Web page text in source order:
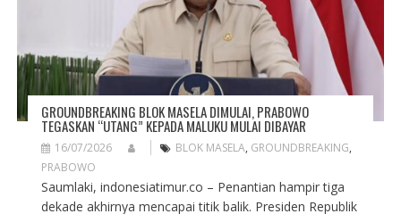
GROUNDBREAKING BLOK MASELA DIMULAI, PRABOWO
TEGASKAN “UTANG” KEPADA MALUKU MULAI DIBAYAR
16/07/2026 BLOK MASELA, GROUNDBREAKING,
PRABOWO
Saumlaki, indonesiatimur.co – Penantian hampir tiga
dekade akhirnya mencapai titik balik. Presiden Republik